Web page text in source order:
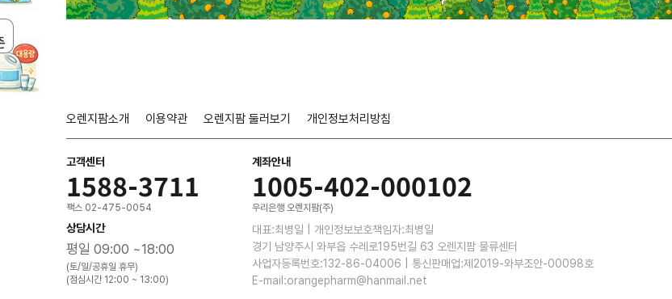
오렌지팜소개 이용약관 오렌지팜 둘러보기 개인정보처리방침
고객센터
1588-3711
팩스 02-475-0054
상담시간
평일 09:00 ~18:00
(토/일/공휴일 휴무)
(점심시간 12:00 ~ 13:00)
계좌안내
1005-402-000102
우리은행 오렌지팜(주)
대표:최병일 | 개인정보보호책임자:최병일
경기 남양주시 와부읍 수레로195번길 63 오렌지팜 물류센터
사업자등록번호:132-86-04006 | 통신판매업:제2019-와부조안-00098호
E-mail:orangepharm@hanmail.net